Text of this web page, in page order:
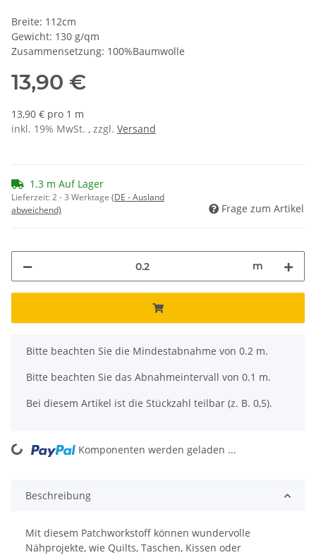
Breite: 112cm
Gewicht: 130 g/qm
Zusammensetzung: 100%Baumwolle
13,90 €
13,90 € pro 1 m
inkl. 19% MwSt. , zzgl. Versand
1.3 m Auf Lager
Lieferzeit:2 - 3 Werktage (DE - Ausland
abweichend)
Frage zum Artikel
m
x
Bitte beachten Sie die Mindestabnahme von 0.2 m.
Bitte beachten Sie das Abnahmeintervall von 0.1 m.
Bei diesem Artikel ist die Stückzahl teilbar (z. B. 0,5).
Komponenten werden geladen ...
Beschreibung
Mit diesem Patchworkstoff können wundervolle
Nähprojekte, wie Quilts, Taschen, Kissen oder